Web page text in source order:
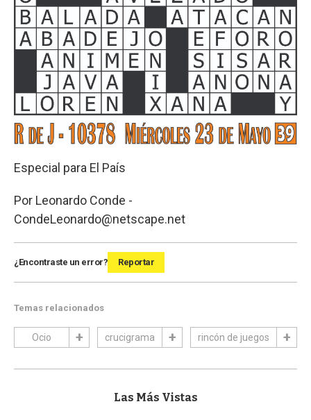
Especial para El País
Por Leonardo Conde -
CondeLeonardo@netscape.net
¿Encontraste un error? Reportar
Temas relacionados
Ocio crucigrama rincón de juegos
Las Más Vistas